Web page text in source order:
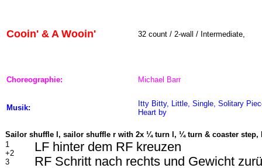
Cooin' & A Wooin' 32 count / 2-wall / Intermediate,
Choreographie: Michael Barr
Musik:
Itty Bitty, Little, Single, Solitary
Heart by
Sailor shuffle l, sailor shuffle r with 2x ¼ turn l, ¼ turn & coaster step,
1
+2
3
LF hinter dem RF kreuzen
RF Schritt nach rechts und Gewicht